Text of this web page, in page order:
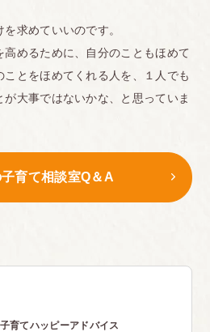
求めていいのです。
めるために、自分のこともほめて
とをほめてくれる人を、１人でも
大事ではないかな、と思っていま
育て相談室Q＆A
育てハッピーアドバイス